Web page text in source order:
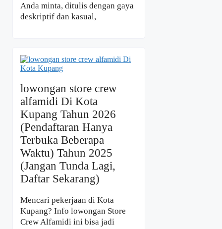
Anda minta, ditulis dengan gaya
deskriptif dan kasual,
lowongan store crew
alfamidi Di Kota
Kupang Tahun 2026
(Pendaftaran Hanya
Terbuka Beberapa
Waktu) Tahun 2025
(Jangan Tunda Lagi,
Daftar Sekarang)
Mencari pekerjaan di Kota
Kupang? Info lowongan Store
Crew Alfamidi ini bisa jadi